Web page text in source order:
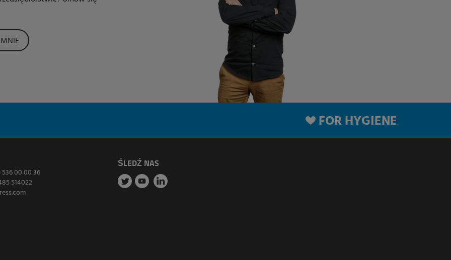
FOR HYGIENE
00 00 36
514022
ŚLEDŹ NAS